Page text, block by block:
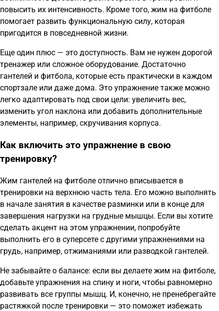
повысить их интенсивность. Кроме того, жим на фитболе
помогает развить функциональную силу, которая
пригодится в повседневной жизни.
Еще один плюс — это доступность. Вам не нужен дорогой
тренажер или сложное оборудование. Достаточно
гантелей и фитбола, которые есть практически в каждом
спортзале или даже дома. Это упражнение также можно
легко адаптировать под свои цели: увеличить вес,
изменить угол наклона или добавить дополнительные
элементы, например, скручивания корпуса.
Как включить это упражнение в свою
тренировку?
Жим гантелей на фитболе отлично вписывается в
тренировки на верхнюю часть тела. Его можно выполнять
в начале занятия в качестве разминки или в конце для
завершения нагрузки на грудные мышцы. Если вы хотите
сделать акцент на этом упражнении, попробуйте
выполнить его в суперсете с другими упражнениями на
грудь, например, отжиманиями или разводкой гантелей.
Не забывайте о балансе: если вы делаете жим на фитболе,
добавьте упражнения на спину и ноги, чтобы равномерно
развивать все группы мышц. И, конечно, не пренебрегайте
растяжкой после тренировки — это поможет избежать